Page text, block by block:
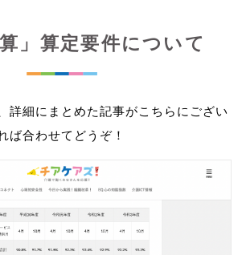
算」算定要件について
詳細にまとめた記事がこちらにござい
ば合わせてどうぞ！